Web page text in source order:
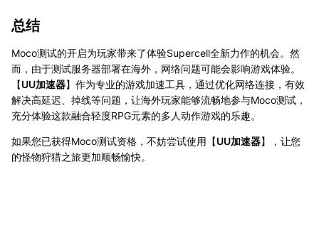
总结
Moco测试的开启为玩家带来了体验Supercell全新力作的机会。然
而，由于测试服务器部署在海外，网络问题可能会影响游戏体验。
【UU加速器】作为专业的游戏加速工具，通过优化网络连接，有效
解决高延迟、掉线等问题，让海外玩家能够流畅地参与Moco测试，
充分体验这款融合轻度RPG元素的多人动作游戏的乐趣。
如果您已获得Moco测试资格，不妨尝试使用【UU加速器】，让您
的怪物狩猎之旅更加顺畅愉快。